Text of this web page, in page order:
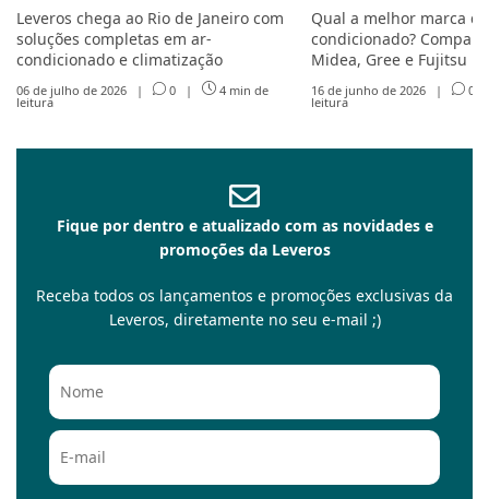
Leveros chega ao Rio de Janeiro com
soluções completas em ar-
condicionado e climatização
06 de julho de 2026 | 0 | 4 min de
leitura
Qual a melhor marca
condicionado?
Midea, Gree e Fujitsu
16 de junho de 2026 | 0
leitura
Fique por dentro e atualizado com as novidades e
promoções da Leveros
Receba todos os lançamentos e promoções exclusivas da
Leveros, diretamente no seu e-mail ;)